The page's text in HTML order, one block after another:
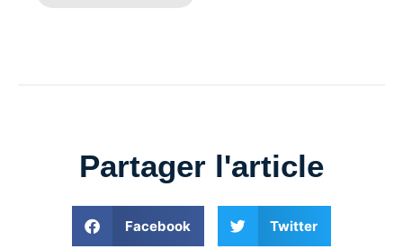
Partager l'article
Facebook Twitter